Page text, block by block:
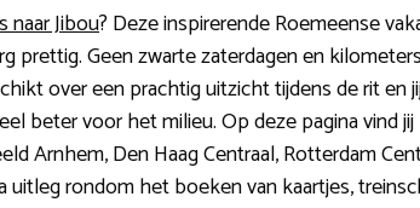
Jibou? Deze inspirerende Roemeense
prettig. Geen zwarte zaterdagen en
over een prachtig uitzicht tijdens de rit en
beter voor het milieu. Op deze pagina vind
Arnhem, Den Haag Centraal, Rotterdam
uitleg rondom het boeken van kaartjes,